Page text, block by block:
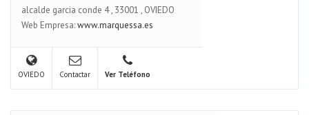
alcalde garcia conde 4, 33001 , OVIEDO
Web Empresa:www.marquessa.es
OVIEDO Contactar Ver Teléfono